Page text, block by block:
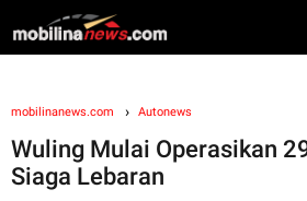
mobilinanews.com Autonews
Wuling Mulai Operasikan
Siaga Lebaran